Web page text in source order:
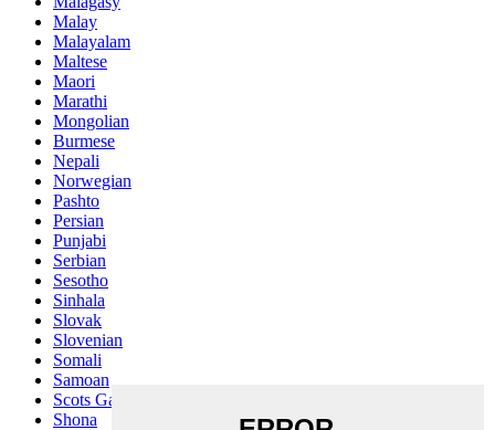
Malay
Malayalam
Maltese
Maori
Marathi
Mongolian
Burmese
Nepali
Norwegian
Pashto
Persian
Punjabi
Serbian
Sesotho
Sinhala
Slovak
Slovenian
Somali
Samoan
Scots Gaelic
Shona